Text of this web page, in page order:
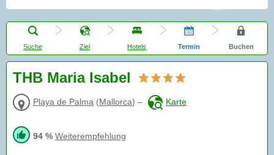
Suche Ziel Hotels Termin Buchen
THB Maria Isabel
Playa de Palma (Mallorca) – Karte
94 % Weiterempfehlung